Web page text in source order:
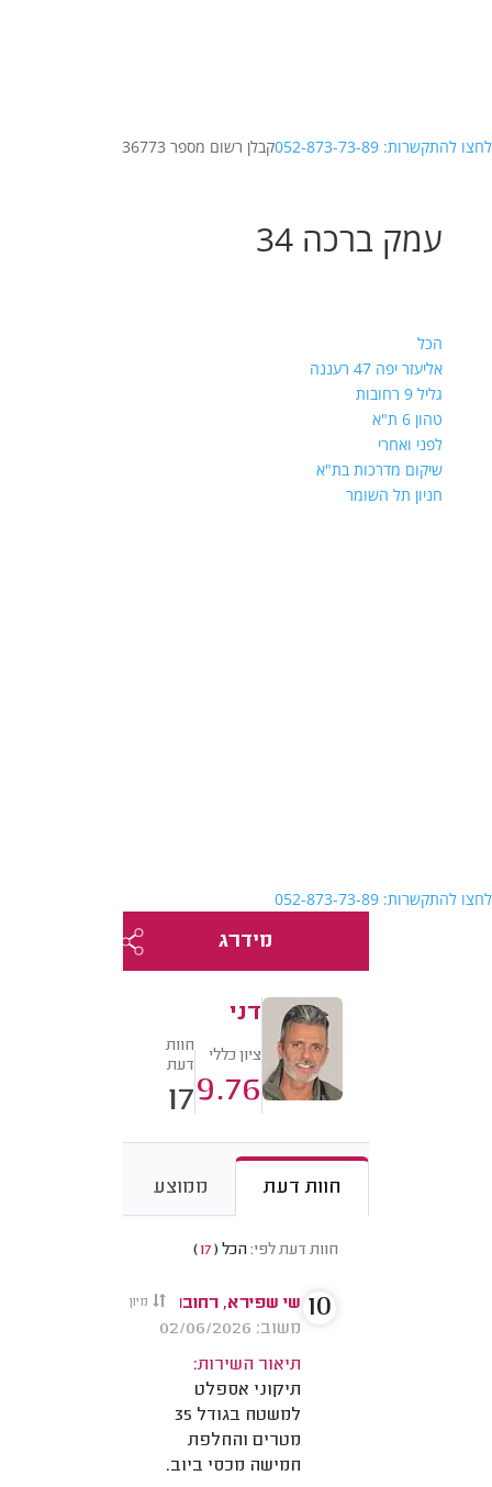
לחצו להתקשרות: 052-873-73-89 קבלן רשום מספר 36773
עמק ברכה 34
הכל
אליעזר יפה 47 רעננה
גליל 9 רחובות
טהון 6 ת"א
לפני ואחרי
שיקום מדרכות בת"א
חניון תל השומר
לחצו להתקשרות: 052-873-73-89